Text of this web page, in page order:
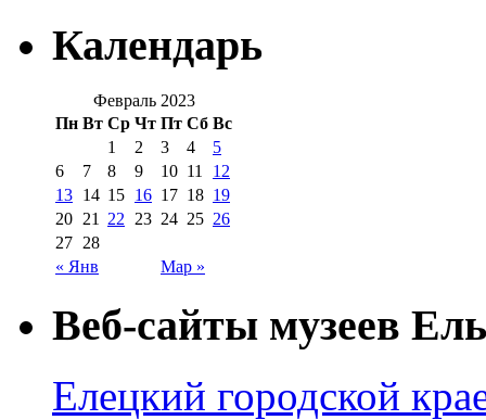
Календарь
Февраль 2023
Пн Вт Ср Чт Пт Сб Вс
« Янв Мар »
1 2 3 4
5
6
7 8 9 10 11
12
13 14 15 16 17 18 19
20 21 22 23 24 25 26
27 28
Веб-сайты музеев
Елецкий городской